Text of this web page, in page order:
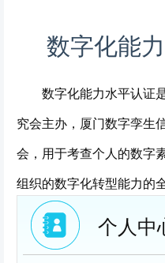
数字化能
数字化能力水平认证
究会主办，厦门数字孪生
会，用于考查个人的数字
组织的数字化转型能力的
个人中